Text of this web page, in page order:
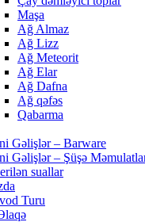
Maşa
Ağ Almaz
Ağ Lizz
Ağ Meteorit
Ağ Elar
Ağ Dafna
Ağ qəfəs
Qabarma
Gəlişlər – Barware
Gəlişlər – Şüşə
suallar
Turu